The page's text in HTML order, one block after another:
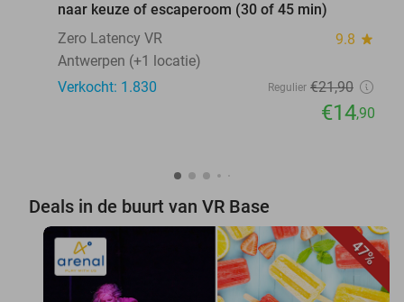
naar keuze of escaperoom (30 of 45 min)
Zero Latency VR
9.8 star
Antwerpen (+1 locatie)
Verkocht: 1.830
Regulier €21,90
€14,90
Deals in de buurt van VR Base
47%